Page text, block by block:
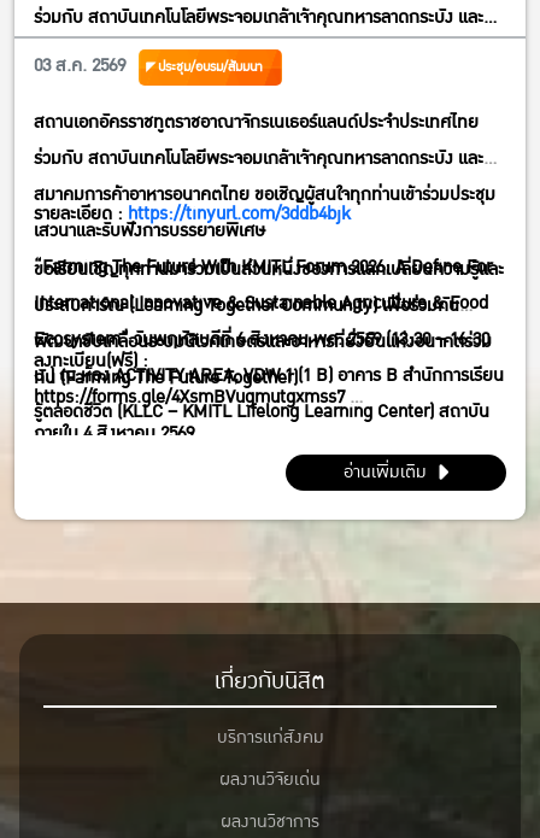
ร่วมกับ สถาบันเทคโนโลยีพระจอมเกล้าเจ้าคุณทหารลาดกระบัง และ
สมาคมการค้าอาหารอนาคตไทย ขอเชิญผู้สนใจทุกท่านเข้าร่วมประชุม
เสวนาและรับฟังการบรรยายพิเศษ”Farming The Future With
KMITL Forum 2026; A Define For International Innovative &
Sustainable Agriculture & FoodEcosystem” วันพฤหัสบดีที่ 6
สิงหาคม พศ. 2569 (13:30 – 16:30 น.) ณ ห้อง ACTIVITY AREA,
VDW 1 (1 B) อาคาร B สำนักการเรียนรู้ตลอดชีวิต (KLLC – KMITL
Lifelong Learning Center) สถาบันเทคโนโลยีพระจอมเกล้าเจ้าคุณ
ทหารลาดกระบัง กทม.
03 ส.ค. 2569 ประชุม/อบรม/สัมมนา
สถานเอกอัครราชทูตราชอาณาจักรเนเธอร์แลนด์ประจำประเทศไทย
ร่วมกับ สถาบันเทคโนโลยีพระจอมเกล้าเจ้าคุณทหารลาดกระบัง และ
สมาคมการค้าอาหารอนาคตไทย ขอเชิญผู้สนใจทุกท่านเข้าร่วมประชุม
เสวนาและรับฟังการบรรยายพิเศษ
“Farming The Future With KMITL Forum 2026; A Define For
International Innovative & Sustainable Agriculture & Food
Ecosystem” วันพฤหัสบดีที่ 6 สิงหาคม พศ. 2569 (13:30 – 16:30
น.) ณ ห้อง ACTIVITY AREA, VDW 1 (1 B) อาคาร B สำนักการเรียน
รู้ตลอดชีวิต (KLLC – KMITL Lifelong Learning Center) สถาบัน
เทคโนโลยีพระจอมเกล้าเจ้าคุณทหารลาดกระบัง กทม.
รายละเอียด : https://tinyurl.com/3ddb4bjk
ขอเรียนเชิญทุกท่านมาร่วมเป็นส่วนหนึ่งของการแลกเปลี่ยนความรู้และ
ประสบการ์ณ (Learning Together Community) เพื่อร่วมกัน
พัฒนาขับเคลื่อนระบบนิเวศเกษตรและอาหารที่ยั่งยืนแห่งอนาคตร่วม
กัน (Farming The Future Together)
ลงทะเบียน(ฟรี) :
https://forms.gle/4XsmBVugmutgxmss7
ภายใน 4 สิงหาคม 2569
อ่านเพิ่มเติม
เกี่ยวกับนิสิต
บริการแก่สังคม
ผลงานวิจัยเด่น
ผลงานวิชาการ